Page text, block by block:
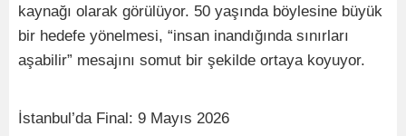
kaynağı olarak görülüyor. 50 yaşında böylesine büyük
bir hedefe yönelmesi, “insan inandığında sınırları
aşabilir” mesajını somut bir şekilde ortaya koyuyor.
İstanbul’da Final: 9 Mayıs 2026